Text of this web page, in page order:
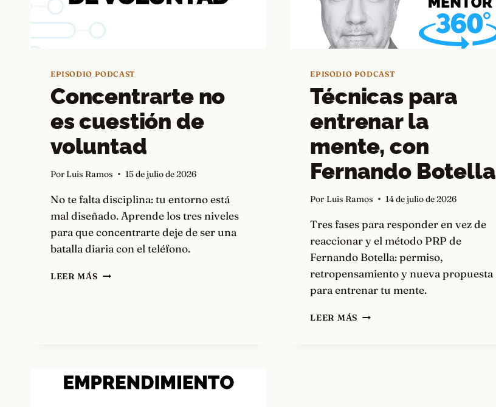
EPISODIO PODCAST
Concentrarte no
es cuestión de
voluntad
Por Luis Ramos 15 de julio de 2026
No te falta disciplina: tu entorno está
mal diseñado. Aprende los tres niveles
para que concentrarte deje de ser una
batalla diaria con el teléfono.
LEER MÁS CONCENTRARTE
EPISODIO PODCAST
Técnicas para
entrenar la
mente, con
Fernando Botella
Por Luis Ramos 14 de julio de 2026
Tres fases para responder en vez de
reaccionar y el método PRP de
Fernando Botella: permiso,
retropensamiento y nueva propuesta
para entrenar tu mente.
LEER MÁS TÉCNICAS